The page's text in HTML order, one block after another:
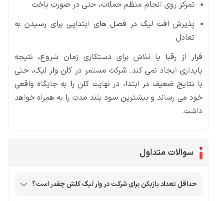
تمرکز روی انجام منظم حملات، حتی در صورت باخت
پذیرش افت لیگ در فصل های ابتدایی برای رسیدن به
تعادل
فرار از رقبا یا تلاش برای دستکاری زمان شروع، نتیجه
پایداری ایجاد نمی کند. شرکت مستمر در کلن وار لیگ، حتی
با نتایج ضعیف در ابتدا، در نهایت کلن را به جایگاه واقعی
خود می رساند و بیشترین سود بلند مدت را به همراه خواهد
داشت.
سوالات متداول
حداقل تعداد بازیکن برای شرکت در وار لیگ کلش چقدر است؟